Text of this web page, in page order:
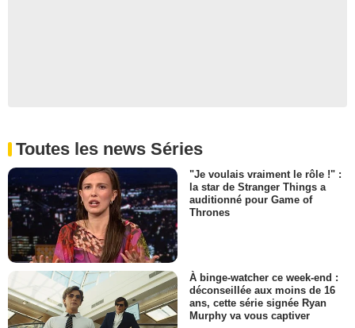
Toutes les news Séries
"Je voulais vraiment le rôle !" :
la star de Stranger Things a
auditionné pour Game of
Thrones
À binge-watcher ce week-end :
déconseillée aux moins de 16
ans, cette série signée Ryan
Murphy va vous captiver